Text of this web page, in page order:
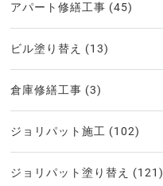
アパート修繕工事 (45)
ビル塗り替え (13)
倉庫修繕工事 (3)
ジョリパット施工 (102)
ジョリパット塗り替え (121)